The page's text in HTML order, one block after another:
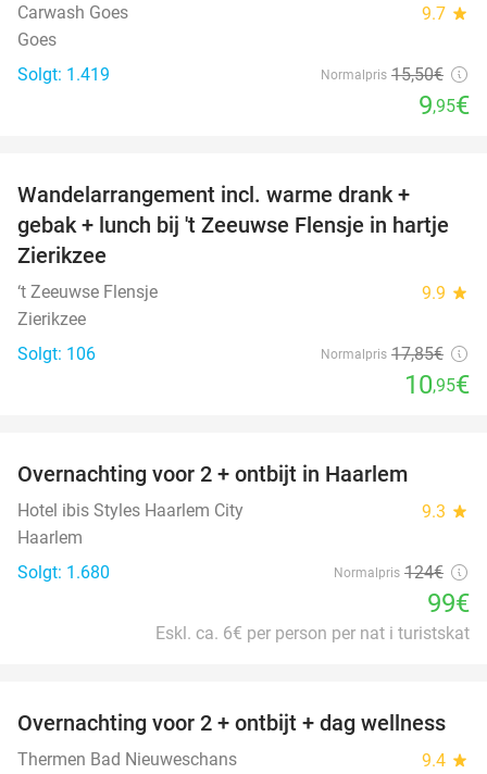
Carwash Goes 9.7 star
Goes
Solgt: 1.419
Normalpris 15,50€
9,95€
Wandelarrangement incl. warme drank +
gebak + lunch bij 't Zeeuwse Flensje in hartje
Zierikzee
‘t Zeeuwse Flensje 9.9 star
Zierikzee
Solgt: 106
Normalpris 17,85€
10,95€
Overnachting voor 2 + ontbijt in Haarlem
Hotel ibis Styles Haarlem City 9.3 star
Haarlem
Solgt: 1.680
Normalpris 124€
99€
Eskl. ca. 6€ per person per nat i turistskat
47%
Overnachting voor 2 + ontbijt + dag wellness
Thermen Bad Nieuweschans 9.4 star